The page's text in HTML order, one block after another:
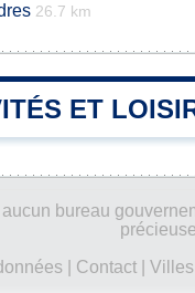
26.7 km
ET
bureau
| Contact|